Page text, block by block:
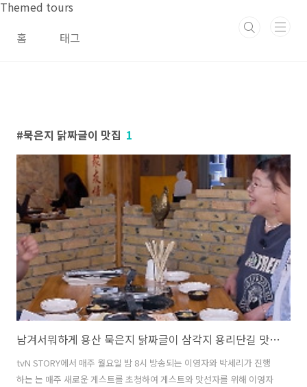
본문 바로가기
Themed tours
홈
태그
묵은지 닭짜글이 맛집 1
남겨서뭐하게 용산 묵은지 닭짜글이 삼각지 용리단길 맛집 위치 및 방문팁 feat. 김대호
tvN STORY에서 매주 월요일 밤 8시 방송되는 이영자와 박세리가 진행
하는 는 매주 새로운 게스트를 초청하여 게스트와 맛선자를 위해 이영자